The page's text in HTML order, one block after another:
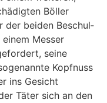
Böller
der beiden Beschul­
Messer
seine
Kopfnuss
ins Gesicht
Täter sich an den